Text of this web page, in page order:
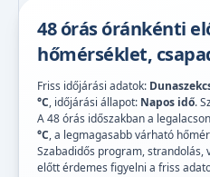
48 órás óránkénti
hőmérséklet,
Friss időjárási adatok:
°C, időjárási állapot: Napos idő.
A 48 órás időszakban a
°C, a legmagasabb várható
Szabadidős program, strandolás,
előtt érdemes figyelni a friss